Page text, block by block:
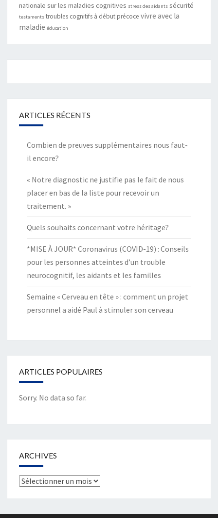
nationale sur les maladies cognitives stress des aidants sécurité
testaments troubles cognitifs à début précoce vivre avec la
maladie éducation
ARTICLES RÉCENTS
Combien de preuves supplémentaires nous faut-
il encore?
« Notre diagnostic ne justifie pas le fait de nous
placer en bas de la liste pour recevoir un
traitement. »
Quels souhaits concernant votre héritage?
*MISE À JOUR* Coronavirus (COVID-19) : Conseils
pour les personnes atteintes d’un trouble
neurocognitif, les aidants et les familles
Semaine « Cerveau en tête » : comment un projet
personnel a aidé Paul à stimuler son cerveau
ARTICLES POPULAIRES
Sorry. No data so far.
ARCHIVES
Archives